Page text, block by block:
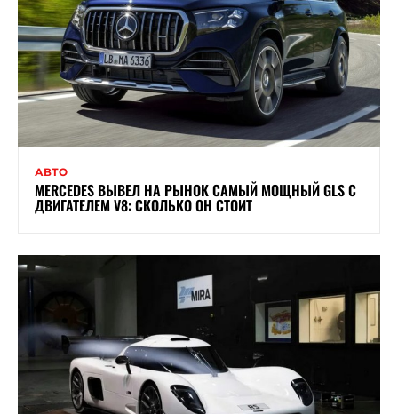
АВТО
MERCEDES ВЫВЕЛ НА РЫНОК САМЫЙ МОЩНЫЙ GLS С
ДВИГАТЕЛЕМ V8: СКОЛЬКО ОН СТОИТ